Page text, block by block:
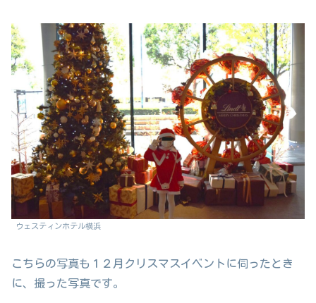
ウェスティンホテル横浜
こちらの写真も１２月クリスマスイベントに伺ったとき
に、撮った写真です。